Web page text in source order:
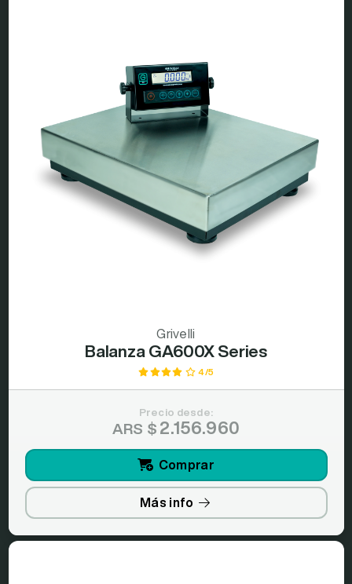
Grivelli
Balanza GA600X Series
4/5
Precio desde:
ARS $ 2.156.960
Comprar
Más info